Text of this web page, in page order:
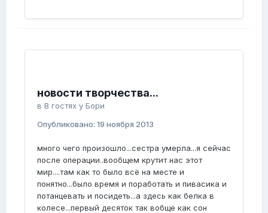
новости творчества...
в В гостях у Бори
Опубликовано: 19 ноября 2013
много чего произошло...сестра умерла...я сейчас
после операции..вообщем крутит нас этот
мир....там как то было всё на месте и
понятно...было время и поработать и пивасика и
потанцевать и посидеть...а здесь как белка в
колесе...первый десяток так вобще как сон